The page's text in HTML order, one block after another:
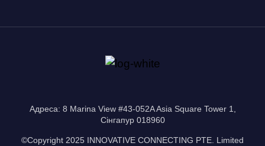
Адреса: 8 Marina View #43-052A Asia Square Tower 1,
Сінгапур 018960
©Copyright 2025 INNOVATIVE CONNECTING PTE. Limited